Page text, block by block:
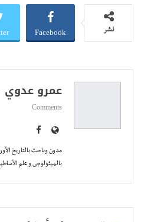
نشر Facebook
عمرو عدوي
Comments
مدون وباحث بالتاريخ
بالميثولوجى و علم